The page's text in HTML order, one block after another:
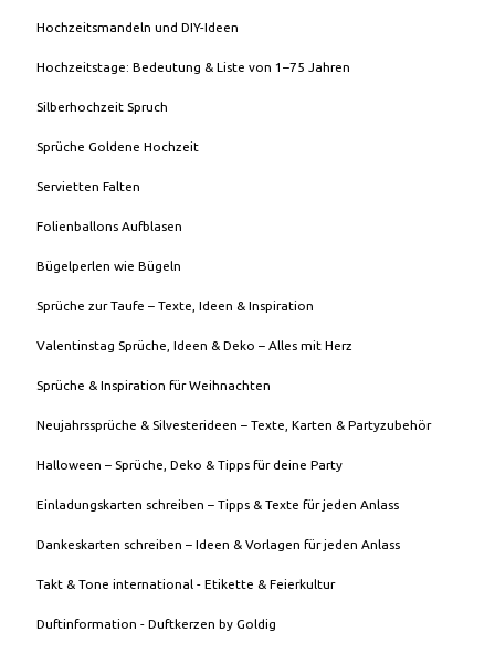
Hochzeitsmandeln und DIY-Ideen
Hochzeitstage: Bedeutung & Liste von 1–75 Jahren
Silberhochzeit Spruch
Sprüche Goldene Hochzeit
Servietten Falten
Folienballons Aufblasen
Bügelperlen wie Bügeln
Sprüche zur Taufe – Texte, Ideen & Inspiration
Valentinstag Sprüche, Ideen & Deko – Alles mit Herz
Sprüche & Inspiration für Weihnachten
Neujahrssprüche & Silvesterideen – Texte, Karten & Partyzubehör
Halloween – Sprüche, Deko & Tipps für deine Party
Einladungskarten schreiben – Tipps & Texte für jeden Anlass
Dankeskarten schreiben – Ideen & Vorlagen für jeden Anlass
Takt & Tone international - Etikette & Feierkultur
Duftinformation - Duftkerzen by Goldig